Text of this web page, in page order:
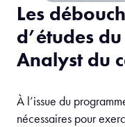
Les
d’études
Analyst du
À l’issue du
nécessaires pour